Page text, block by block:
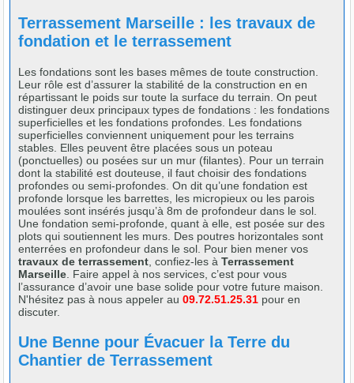
Terrassement Marseille : les travaux de
fondation et le terrassement
Les fondations sont les bases mêmes de toute construction.
Leur rôle est d’assurer la stabilité de la construction en en
répartissant le poids sur toute la surface du terrain. On peut
distinguer deux principaux types de fondations : les fondations
superficielles et les fondations profondes. Les fondations
superficielles conviennent uniquement pour les terrains
stables. Elles peuvent être placées sous un poteau
(ponctuelles) ou posées sur un mur (filantes). Pour un terrain
dont la stabilité est douteuse, il faut choisir des fondations
profondes ou semi-profondes. On dit qu’une fondation est
profonde lorsque les barrettes, les micropieux ou les parois
moulées sont insérés jusqu’à 8m de profondeur dans le sol.
Une fondation semi-profonde, quant à elle, est posée sur des
plots qui soutiennent les murs. Des poutres horizontales sont
enterrées en profondeur dans le sol. Pour bien mener vos
travaux de terrassement , confiez-les àTerrassement
Marseille . Faire appel à nos services, c’est pour vous
l’assurance d’avoir une base solide pour votre future maison.
N'hésitez pas à nous appeler au09.72.51.25.31 pour en
discuter.
Une Benne pour Évacuer la Terre du
Chantier de Terrassement